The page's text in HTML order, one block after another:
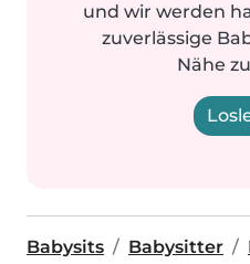
und wir werden
zuverlässige
Nähe
Babysits Babysitter